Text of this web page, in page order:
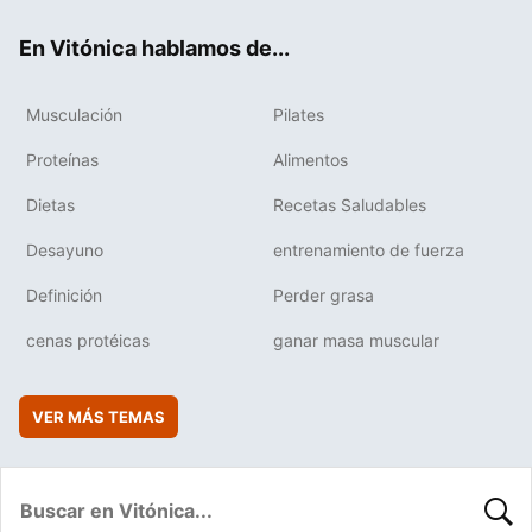
En Vitónica hablamos de...
Musculación Pilates
Proteínas Alimentos
Dietas Recetas Saludables
Desayuno entrenamiento de fuerza
Definición Perder grasa
cenas protéicas ganar masa muscular
VER MÁS TEMAS